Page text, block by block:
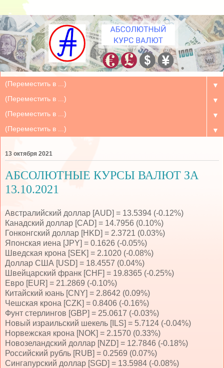
▼
▼
▼
▼
13 октября 2021
АБСОЛЮТНЫЕ КУРСЫ ВАЛЮТ ЗА
13.10.2021
Австралийский доллар [AUD] = 13.5394 (-0.12%)
Канадский доллар [CAD] = 14.7956 (0.10%)
Гонконгский доллар [HKD] = 2.3721 (0.03%)
Японская иена [JPY] = 0.1626 (-0.05%)
Шведская крона [SEK] = 2.1020 (-0.08%)
Доллар США [USD] = 18.4557 (0.04%)
Швейцарский франк [CHF] = 19.8365 (-0.25%)
Евро [EUR] = 21.2869 (-0.10%)
Китайский юань [CNY] = 2.8642 (0.09%)
Чешская крона [CZK] = 0.8406 (-0.16%)
Фунт стерлингов [GBP] = 25.0617 (-0.03%)
Новый израильский шекель [ILS] = 5.7124 (-0.04%)
Норвежская крона [NOK] = 2.1570 (0.33%)
Новозеландский доллар [NZD] = 12.7846 (-0.18%)
Российский рубль [RUB] = 0.2569 (0.07%)
Сингапурский доллар [SGD] = 13.5984 (-0.08%)